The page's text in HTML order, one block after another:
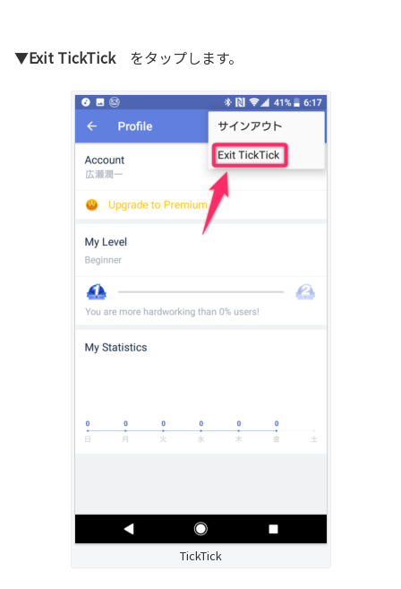
▼Exit TickTickをタップします。
TickTick